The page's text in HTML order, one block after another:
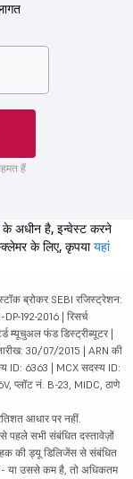
हैं
के अधीन है, इन्वेस्ट करने
के लिए, कृपयायहां
ब्रोकर SEBI रजिस्ट्रेशन:
192-2016 | रिसर्च
म्यूचुअल फंड डिस्ट्रीब्यूटर |
30/07/2015 | ARN की
ID: 6363 | MCX सदस्य ID:
प्लॉट नं. B-23, MIDC, ठाणे
आधार पर नहीं.
पहले सभी संबंधित दस्तावेज़ों
की ड्यू डिलिजेंस से संबंधित
या उससे कम है, तो अधिकतम